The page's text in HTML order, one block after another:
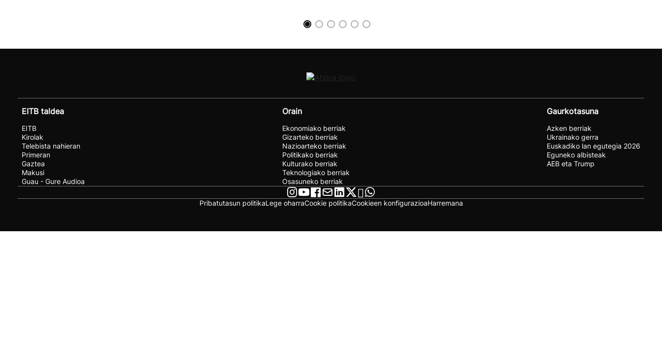
EITB taldea
EITB
Kirolak
Telebista nahieran
Primeran
Gaztea
Makusi
Guau - Gure Audioa
Orain
Ekonomiako berriak
Gizarteko berriak
Nazioarteko berriak
Politikako berriak
Kulturako berriak
Teknologiako berriak
Osasuneko berriak
Gaurkotasuna
Azken berriak
Ukrainako gerra
Euskadiko lan egutegia 2026
Eguneko albisteak
AEB eta Trump
Pribatutasun politikaLege oharraCookie politikaCookieen konfigurazioaHarremana